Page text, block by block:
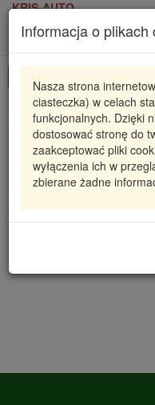
KRIS-AUTO
Informacja o plikach
Nasza strona
ciasteczka) w celach
funkcjonalnych. Dzięki
dostosować stronę do
zaakceptować pliki
wyłączenia ich w
zbierane żadne
Karta
RC361-00
ROLKA
77,27 zł